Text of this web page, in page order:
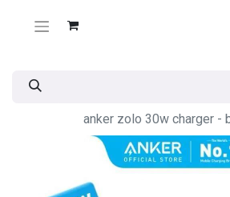
anker zolo 30w charger -